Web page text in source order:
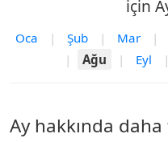
için
Oca | Şub | Mar |
|
Ağu | Eyl |
Ay hakkında